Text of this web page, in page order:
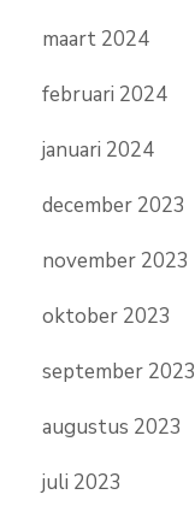
maart 2024
februari 2024
januari 2024
december 2023
november 2023
oktober 2023
september 2023
augustus 2023
juli 2023